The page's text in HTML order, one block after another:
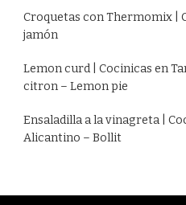
Croquetas con Thermomix |
jamón
Lemon curd | Cocinicas en
citron – Lemon pie
Ensaladilla a la vinagreta |
Alicantino – Bollit